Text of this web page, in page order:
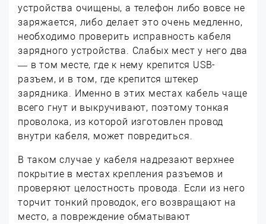
устройства очищены, а телефон либо вовсе не
заряжается, либо делает это очень медленно,
необходимо проверить исправность кабеля
зарядного устройства. Слабых мест у него два
— в том месте, где к нему крепится USB-
разъем, и в том, где крепится штекер
зарядника. Именно в этих местах кабель чаще
всего гнут и выкручивают, поэтому тонкая
проволока, из которой изготовлен провод
внутри кабеля, может повредиться.
В таком случае у кабеля надрезают верхнее
покрытие в местах крепления разъемов и
проверяют целостность провода. Если из него
торчит тонкий проводок, его возвращают на
место, а повреждение обматывают